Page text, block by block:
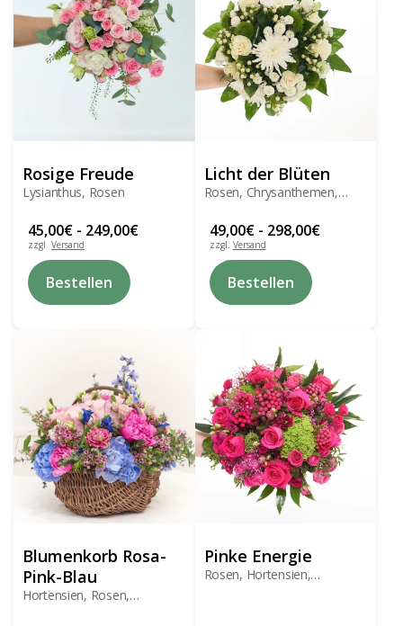
Rosige Freude
Lysianthus, Rosen
45,00€ - 249,00€
zzgl. Versand
Bestellen
Produkt
Die
Optionen
können
auf
der
Produktseite
gewählt
werden
Licht der Blüten
Rosen, Chrysanthemen,
49,00€- 298,00€
zzgl. Versand
Bestellen
Produkt
Die
Optionen
können
auf
der
Produktseite
gewählt
werden
Blumenkorb Rosa-
Pink-Blau
Hortensien, Rosen,
Pinke Energie
Rosen, Hortensien,